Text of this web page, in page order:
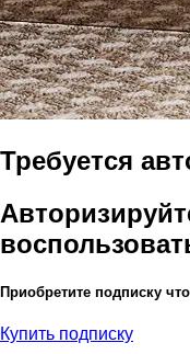
Требуется
Приобретите подписку
Купить подписку